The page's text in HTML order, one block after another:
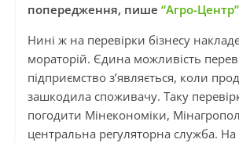
попередження, пише “Агро-Центр”
Нині ж на перевірки бізнесу
мораторій. Єдина можливість
підприємство з’являється, коли
зашкодила споживачу. Таку
погодити Мінекономіки,
центральна регуляторна служба. На